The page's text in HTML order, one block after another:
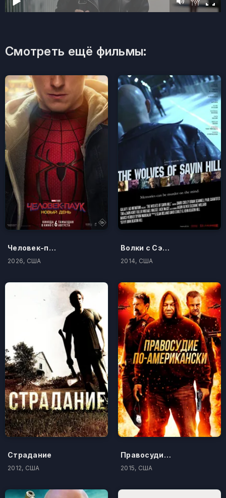
Смотреть ещё фильмы:
Человек-паук: Новый день
2026, США
Волки с Сэйвин-Хилл
2014, США
Страдание
2012, США
Правосудие по-американски
2015, США